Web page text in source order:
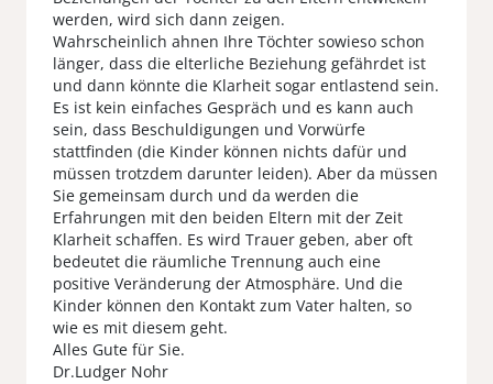
werden, wird sich dann zeigen.
Wahrscheinlich ahnen Ihre Töchter sowieso schon
länger, dass die elterliche Beziehung gefährdet ist
und dann könnte die Klarheit sogar entlastend sein.
Es ist kein einfaches Gespräch und es kann auch
sein, dass Beschuldigungen und Vorwürfe
stattfinden (die Kinder können nichts dafür und
müssen trotzdem darunter leiden). Aber da müssen
Sie gemeinsam durch und da werden die
Erfahrungen mit den beiden Eltern mit der Zeit
Klarheit schaffen. Es wird Trauer geben, aber oft
bedeutet die räumliche Trennung auch eine
positive Veränderung der Atmosphäre. Und die
Kinder können den Kontakt zum Vater halten, so
wie es mit diesem geht.
Alles Gute für Sie.
Dr.Ludger Nohr